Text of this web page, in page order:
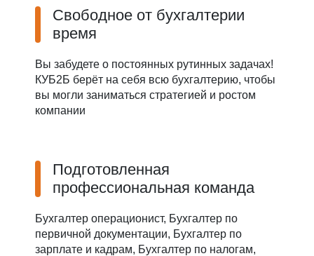
Свободное от бухгалтерии
время
Вы забудете о постоянных рутинных задачах!
КУБ2Б берёт на себя всю бухгалтерию, чтобы
вы могли заниматься стратегией и ростом
компании
Подготовленная
профессиональная команда
Бухгалтер операционист, Бухгалтер по
первичной документации, Бухгалтер по
зарплате и кадрам, Бухгалтер по налогам,